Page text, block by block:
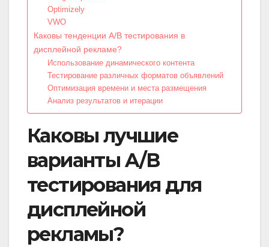
Optimizely
VWO
Каковы тенденции A/B тестирования в
дисплейной рекламе?
Использование динамического контента
Тестирование различных форматов объявлений
Оптимизация времени и места размещения
Анализ результатов и итерации
Каковы лучшие
варианты A/B
тестирования для
дисплейной
рекламы?